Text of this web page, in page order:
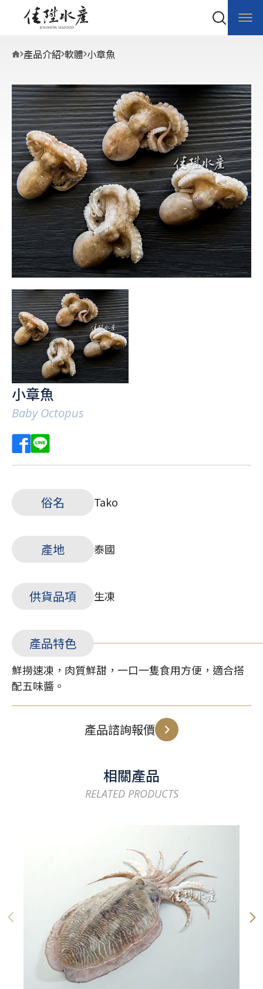
產品介紹 軟體 小章魚
小章魚
Baby Octopus
俗名 Tako
產地 泰國
供貨品項 生凍
產品特色
鮮撈速凍，肉質鮮甜，一口一隻食用方便，適合搭
配五味醬。
產品諮詢報價
相關產品
RELATED PRODUCTS